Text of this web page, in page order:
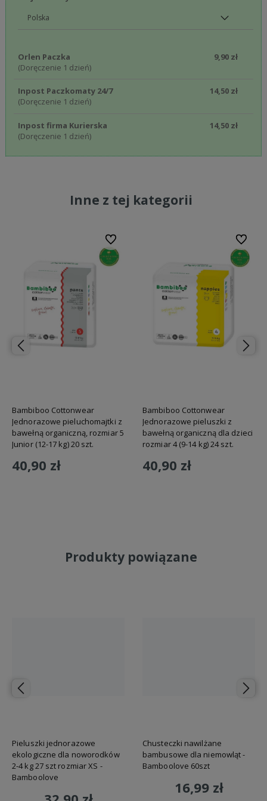
Orlen Paczka
(Doręczenie 1 dzień)
9,90 zł
Inpost Paczkomaty 24/7
(Doręczenie 1 dzień)
14,50 zł
Inpost firma Kurierska
(Doręczenie 1 dzień)
14,50 zł
Inne z tej kategorii
Bambiboo Cottonwear
Jednorazowe pieluchomajtki z
bawełną organiczną, rozmiar 5
Junior (12-17 kg) 20 szt.
40,90 zł
Do ulubionych
Bambiboo Cottonwear
Jednorazowe pieluszki z
bawełną organiczną dla dzieci
rozmiar 4 (9-14 kg) 24 szt.
40,90 zł
Do
Produkty powiązane
Pieluszki jednorazowe
ekologiczne dla noworodków
2-4 kg 27 szt rozmiar XS -
Bamboolove
Chusteczki nawilżane
bambusowe dla niemowląt -
Bamboolove 60szt
16,99 zł